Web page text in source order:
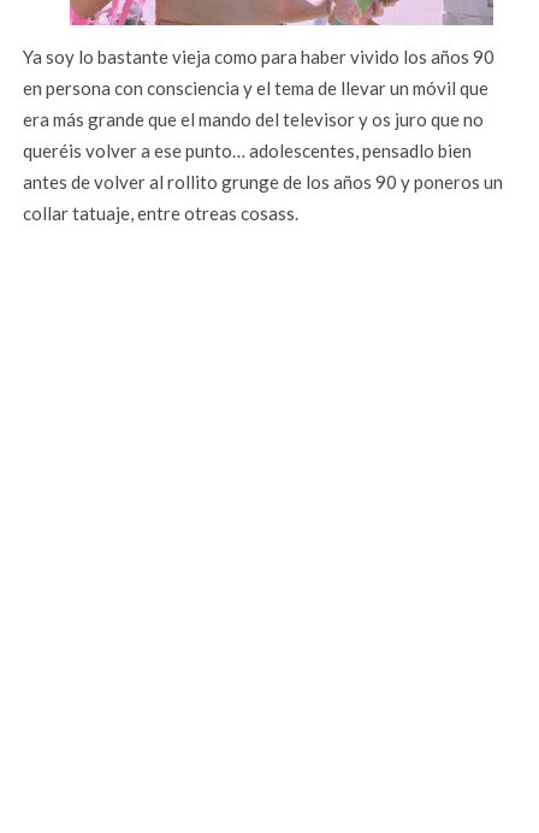
Ya soy lo bastante vieja como para haber vivido los años 90
en persona con consciencia y el tema de llevar un móvil que
era más grande que el mando del televisor y os juro que no
queréis volver a ese punto… adolescentes, pensadlo bien
antes de volver al rollito grunge de los años 90 y poneros un
collar tatuaje, entre otreas cosass.